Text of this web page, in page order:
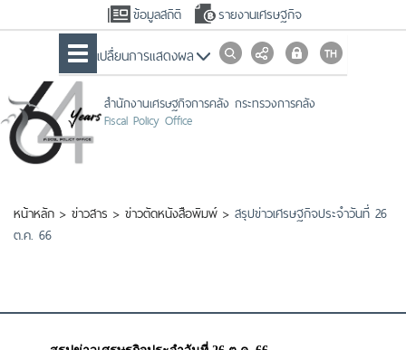
ข้อมูลสถิติ รายงานเศรษฐกิจ
เปลื่ยนการแสดงผล
สำนักงานเศรษฐกิจการคลัง กระทรวงการคลัง
Fiscal Policy Office
หน้าหลัก > ข่าวสาร > ข่าวตัดหนังสือพิมพ์ > สรุปข่าวเศรษฐกิจประจำวันที่ 26
ต.ค. 66